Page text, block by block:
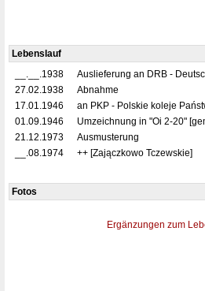
Lebenslauf
__.__.1938
Auslieferung an DRB -
27.02.1938
Abnahme
17.01.1946
an PKP - Polskie koleje
01.09.1946
Umzeichnung in "Oi 2-20"
21.12.1973
Ausmusterung
__.08.1974
++ [Zajączkowo Tczewskie]
Fotos
Ergänzungen zum